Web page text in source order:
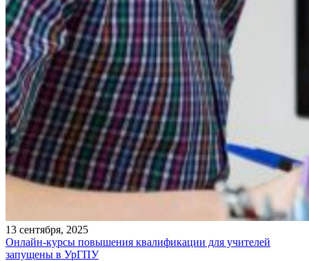
13 сентября, 2025
Онлайн-курсы повышения квалификации для учителей
запущены в УрГПУ